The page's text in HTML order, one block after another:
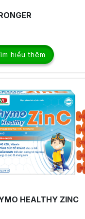
hiểu thêm
HEALTHY ZINC